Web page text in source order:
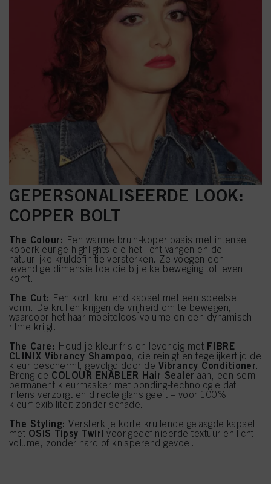
GEPERSONALISEERDE LOOK:
COPPER BOLT
The Colour: Een warme bruin-koper basis met intense
koperkleurige highlights die het licht vangen en de
natuurlijke kruldefinitie versterken. Ze voegen een
levendige dimensie toe die bij elke beweging tot leven
komt.
The Cut: Een kort, krullend kapsel met een speelse
vorm. De krullen krijgen de vrijheid om te bewegen,
waardoor het haar moeiteloos volume en een dynamisch
ritme krijgt.
The Care: Houd je kleur fris en levendig met FIBRE
CLINIX Vibrancy Shampoo, die reinigt en tegelijkertijd de
kleur beschermt, gevolgd door de Vibrancy Conditioner.
Breng de COLOUR ENABLER Hair Sealer aan, een semi-
permanent kleurmasker met bonding-technologie dat
intens verzorgt en directe glans geeft – voor 100%
kleurflexibiliteit zonder schade.
The Styling:Versterk je korte krullende gelaagde kapsel
met OSiS Tipsy Twirl voor gedefinieerde textuur en licht
volume, zonder hard of knisperend gevoel.